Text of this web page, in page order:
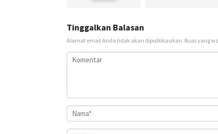
Tinggalkan Balasan
Alamat email Anda tidak akan dipublikasikan. Ruas yang